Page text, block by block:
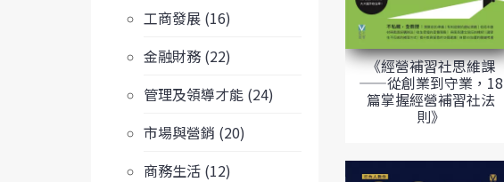
工商發展 (16)
金融財務 (22)
管理及領導才能 (24)
市場與營銷 (20)
商務生活 (12)
《經營補習社思維課
——從創業到守業，18
篇掌握經營補習社法
則》